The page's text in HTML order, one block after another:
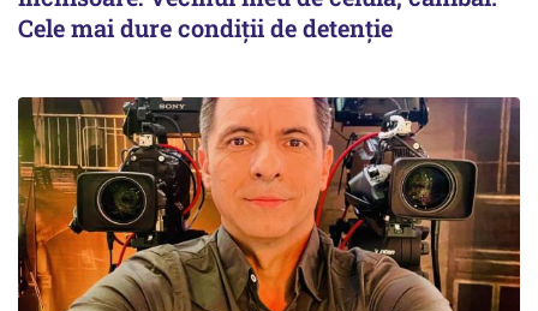
Cele mai dure condiții de detenție